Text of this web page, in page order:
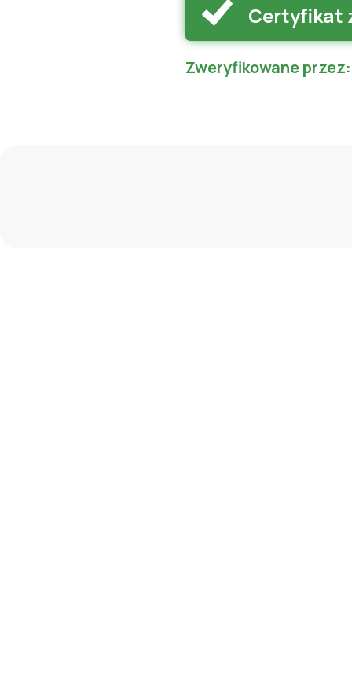
Certyfikat
Zweryfikowane przez